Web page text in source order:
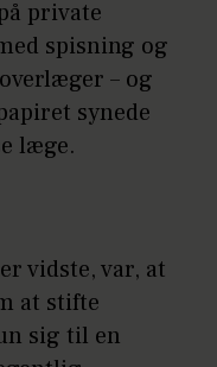
private
spisning og
– og
synede
læge.
vidste, var, at
at stifte
sig til en